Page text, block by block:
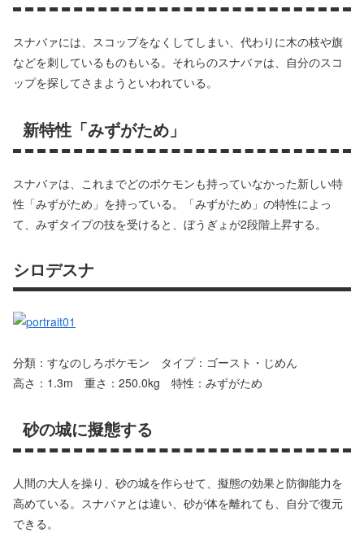
スナバァには、スコップをなくしてしまい、代わりに木の枝や旗
などを刺しているものもいる。それらのスナバァは、自分のスコ
ップを探してさまようといわれている。
新特性「みずがため」
スナバァは、これまでどのポケモンも持っていなかった新しい特
性「みずがため」を持っている。「みずがため」の特性によっ
て、みずタイプの技を受けると、ぼうぎょが2段階上昇する。
シロデスナ
分類：すなのしろポケモン タイプ：ゴースト・じめん
高さ：1.3m 重さ：250.0kg 特性：みずがため
砂の城に擬態する
人間の大人を操り、砂の城を作らせて、擬態の効果と防御能力を
高めている。スナバァとは違い、砂が体を離れても、自分で復元
できる。